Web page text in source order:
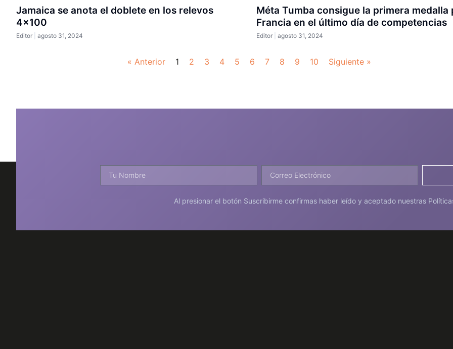
Jamaica se anota el doblete en los relevos
4×100
Editor agosto 31, 2024
Méta Tumba consigue la primera medalla
Francia en el último día de competencias
Editor agosto 31, 2024
« Anterior 1 2 3 4 5 6 7 8 9 10 Siguiente »
Al presionar el botón Suscribirme confirmas haber leído y aceptado nuestras